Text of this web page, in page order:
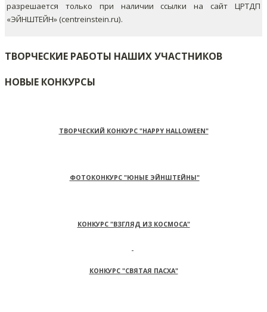
разрешается только при наличии ссылки на сайт ЦРТДП
«ЭЙНШТЕЙН» (centreinstein.ru).
ТВОРЧЕСКИЕ РАБОТЫ НАШИХ УЧАСТНИКОВ
НОВЫЕ КОНКУРСЫ
ТВОРЧЕСКИЙ КОНКУРС "HAPPY HALLOWEEN"
ФОТОКОНКУРС "ЮНЫЕ ЭЙНШТЕЙНЫ"
КОНКУРС "ВЗГЛЯД ИЗ КОСМОСА"
КОНКУРС "СВЯТАЯ ПАСХА"